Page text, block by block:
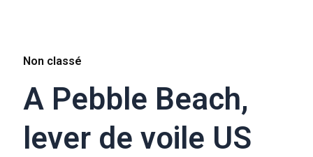
Non classé
A Pebble Beach,
lever de voile US